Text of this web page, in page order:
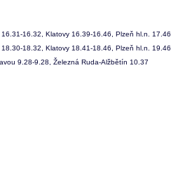
16.32, Klatovy 16.39-16.46, Plzeň hl.n. 17.46
18.32, Klatovy 18.41-18.46, Plzeň hl.n. 19.46
9.28-9.28, Železná Ruda-Alžbětín 10.37